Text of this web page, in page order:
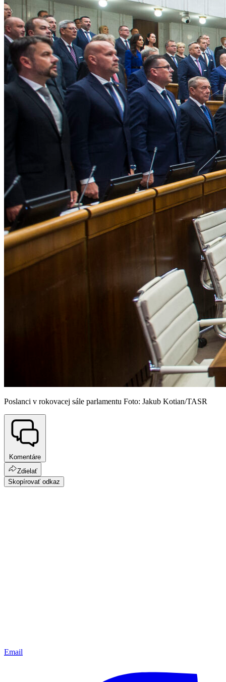
Poslanci v rokovacej sále parlamentu Foto: Jakub Kotian/TASR
Komentáre
Zdielať
Skopírovať odkaz
Email